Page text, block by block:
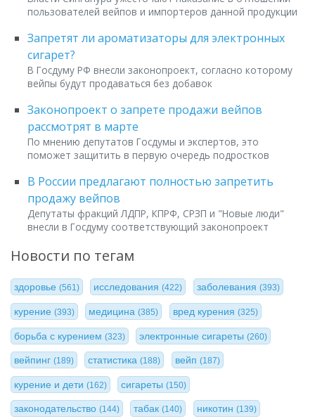
пользователей вейпов и импортеров данной продукции
Запретят ли ароматизаторы для электронных
сигарет?
В Госдуму РФ внесли законопроект, согласно которому
вейпы будут продаваться без добавок
Законопроект о запрете продажи вейпов
рассмотрят в марте
По мнению депутатов Госдумы и экспертов, это
поможет защитить в первую очередь подростков
В России предлагают полностью запретить
продажу вейпов
Депутаты фракций ЛДПР, КПРФ, СРЗП и "Новые люди"
внесли в Госдуму соответствующий законопроект
Новости по тегам
здоровье (561) исследования(422) заболевания (393)
курение (393) медицина(385) вред курения (325)
борьба с курением (323) электронные сигареты(260)
вейпинг (189) статистика(188) вейп (187)
курение и дети (162) сигареты(150)
законодательство (144) табак(140) никотин (139)